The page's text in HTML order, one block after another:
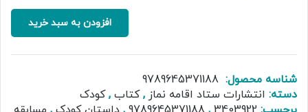
اول
عدد
افزودن به سبد خرید
شناسه محصول: 9789645371188
دسته: انتشارات ستاد اقامه نماز ,کتاب ,کودک